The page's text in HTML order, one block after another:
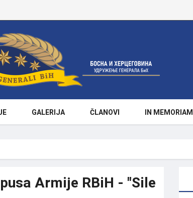
GALERIJA ČLANOVI IN MEMORIAM
Armije RBiH - "Sile